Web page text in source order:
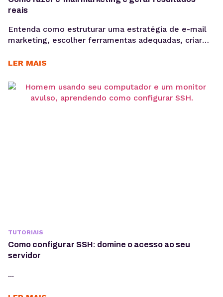
reais
Entenda como estruturar uma estratégia de e-mail
marketing, escolher ferramentas adequadas, criar
métricas como taxa de abertura e CTR para evoluir
e-mail marketing continua sendo uma das
habilidades mais importantes para empresas que
LER MAIS
TUTORIAIS
Como configurar SSH: domine o acesso ao seu
servidor
...